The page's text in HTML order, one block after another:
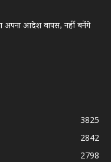
अपना आदेश वापस, नहीं बनेंगे
3825
2842
2798